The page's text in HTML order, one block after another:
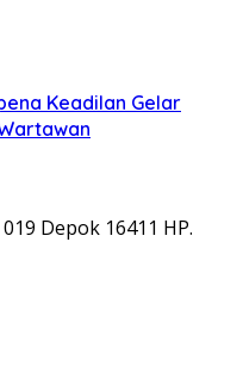
Keadilan Gelar
Depok 16411 HP.